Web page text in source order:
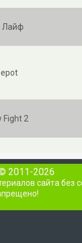
Лайф
Fight 2
2011-2026
сайта без